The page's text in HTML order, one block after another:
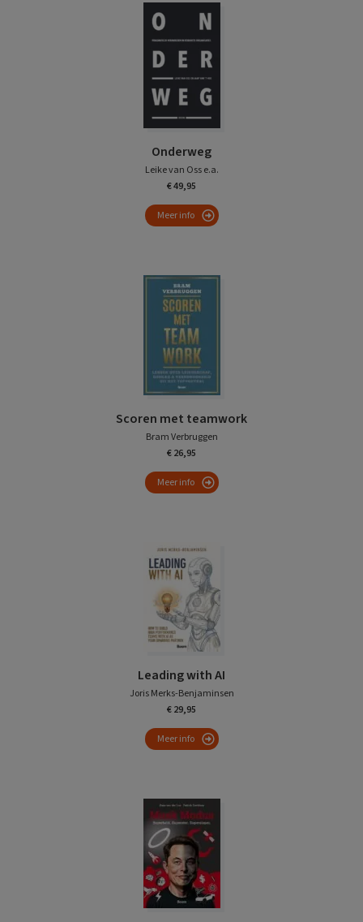
Onderweg
Leike van Oss e.a.
€ 49,95
Meer info
Scoren met teamwork
Bram Verbruggen
€ 26,95
Meer info
Leading with AI
Joris Merks-Benjaminsen
€ 29,95
Meer info